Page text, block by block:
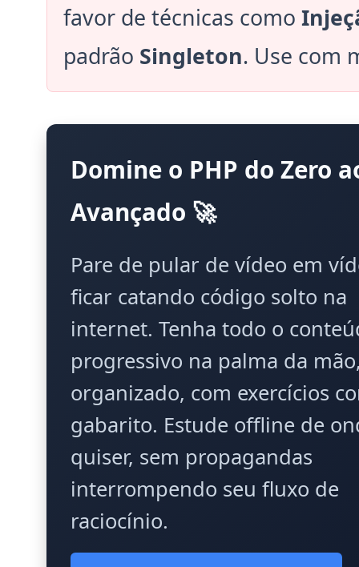
favor de técnicas como
padrão Singleton. Use com
Domine o PHP do Zero
Avançado 🚀
Pare de pular de vídeo em
ficar catando código solto na
internet. Tenha todo o
progressivo na palma da
organizado, com exercícios
gabarito. Estude offline de
quiser, sem propagandas
interrompendo seu fluxo de
raciocínio.